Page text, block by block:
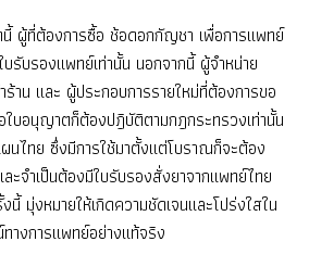
นี้ ผู้ที่ต้องการซื้อ ช้อดอกกัญชา เพื่อการแพทย์
รับรองแพทย์เท่านั้น นอกจากนี้ ผู้จำหน่าย
าน และ ผู้ประกอบการรายใหม่ที่ต้องการขอ
บอนุญาตก็ต้องปฎิบัติตามกฎกระทรวงเท่านั้น
นไทย ซึ่งมีการใช้มาตั้งแต่โบราณก็จะต้อง
ะจำเป็นต้องมีใบรับรองสั่งยาจากแพทย์ไทย
มุ่งหมายให้เกิดความชัดเจนและโปร่งใสใน
างการแพทย์อย่างแท้จริง